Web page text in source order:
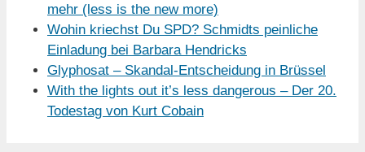
mehr (less is the new more)
Wohin kriechst Du SPD? Schmidts peinliche
Einladung bei Barbara Hendricks
Glyphosat – Skandal-Entscheidung in Brüssel
With the lights out it’s less dangerous – Der 20.
Todestag von Kurt Cobain